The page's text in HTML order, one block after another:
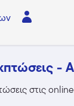
-
στις